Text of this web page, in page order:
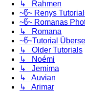
↳ Rahmen
~წ~ Renys
~წ~ Romanas
↳ Romana
~წ~Tutorial
↳ Older Tutorials
↳ Noémi
↳ Jemima
↳ Auvian
↳ Arimar